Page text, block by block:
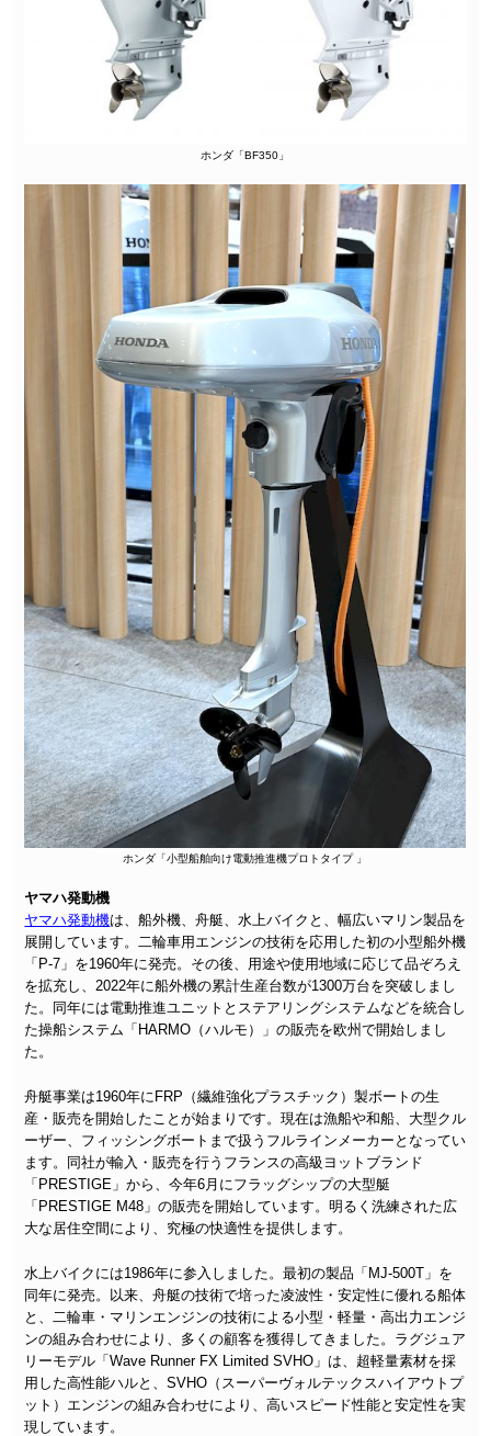
ホンダ「BF350」
ホンダ「小型船舶向け電動推進機プロトタイプ 」
ヤマハ発動機
ヤマハ発動機は、船外機、舟艇、水上バイクと、幅広いマリン製品を
展開しています。二輪車用エンジンの技術を応用した初の小型船外機
「P-7」を1960年に発売。その後、用途や使用地域に応じて品ぞろえ
を拡充し、2022年に船外機の累計生産台数が1300万台を突破しまし
た。同年には電動推進ユニットとステアリングシステムなどを統合し
た操船システム「HARMO（ハルモ）」の販売を欧州で開始しまし
た。
舟艇事業は1960年にFRP（繊維強化プラスチック）製ボートの生
産・販売を開始したことが始まりです。現在は漁船や和船、大型クル
ーザー、フィッシングボートまで扱うフルラインメーカーとなってい
ます。同社が輸入・販売を行うフランスの高級ヨットブランド
「PRESTIGE」から、今年6月にフラッグシップの大型艇
「PRESTIGE M48」の販売を開始しています。明るく洗練された広
大な居住空間により、究極の快適性を提供します。
水上バイクには1986年に参入しました。最初の製品「MJ-500T」を
同年に発売。以来、舟艇の技術で培った凌波性・安定性に優れる船体
と、二輪車・マリンエンジンの技術による小型・軽量・高出力エンジ
ンの組み合わせにより、多くの顧客を獲得してきました。ラグジュア
リーモデル「Wave Runner FX Limited SVHO」は、超軽量素材を採
用した高性能ハルと、SVHO（スーパーヴォルテックスハイアウトプ
ット）エンジンの組み合わせにより、高いスピード性能と安定性を実
現しています。